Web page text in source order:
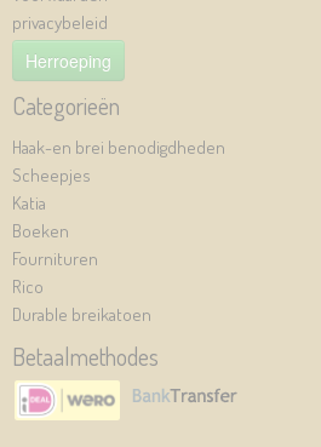
privacybeleid
Herroeping
Categorieën
Haak-en brei benodigdheden
Scheepjes
Katia
Boeken
Fournituren
Rico
Durable breikatoen
Betaalmethodes